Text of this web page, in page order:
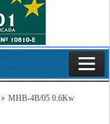
MHB-4B/05 0.6Kw